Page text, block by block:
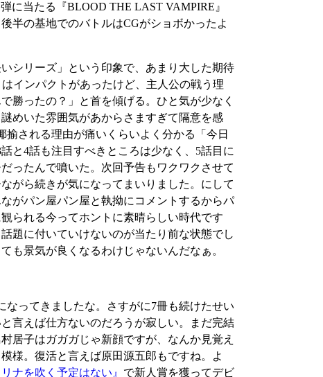
に当たる『BLOOD THE LAST VAMPIRE』
半の基地でのバトルはCGがショボかったよ
シリーズ」という印象で、あまり大した期待
インパクトがあったけど、主人公の戦う理
勝ったの？」と首を傾げる。ひと気が少なく
めいた雰囲気があからさますぎて隔意を感
される理由が痛いくらいよく分かる「今日
と4話も注目すべきところは少なく、5話目に
ったんで噴いた。次回予告もワクワクさせて
がら続きが気になってまいりました。にして
がパン屋パン屋と執拗にコメントするからパ
られる今ってホントに素晴らしい時代です
題に付いていけないのが当たり前な状態でし
も景気が良くなるわけじゃないんだなぁ。
ってきましたな。さすがに7冊も続けたせい
言えば仕方ないのだろうが寂しい。まだ完結
居子はガガガじゃ新顔ですが、なんか見覚え
様。復活と言えば原田源五郎もですね。よ
ナを吹く予定はない』 で新人賞を獲ってデビ